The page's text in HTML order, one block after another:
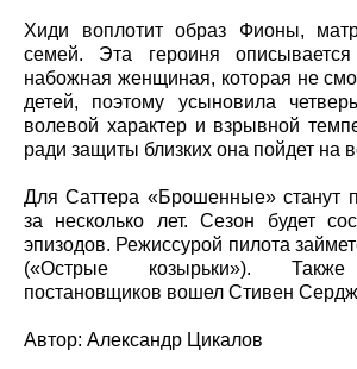
Хиди воплотит образ Фионы,
семей. Эта героиня
набожная женщиная, которая не
детей, поэтому усыновила
волевой характер и взрывной
ради защиты близких она пойдет на
Для Саттера «Брошенные» станут
за несколько лет. Сезон будет
эпизодов. Режиссурой пилота
(«Острые козырьки»).
постановщиков вошел Стивен
Автор: Александр Цикалов